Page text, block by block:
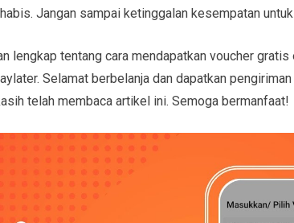
Jangan sampai ketinggalan kesempatan
lengkap tentang cara mendapatkan voucher
Selamat berbelanja dan dapatkan
telah membaca artikel ini. Semoga bermanfaat!